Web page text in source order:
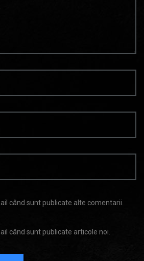
când sunt publicate alte comentarii.
când sunt publicate articole noi.